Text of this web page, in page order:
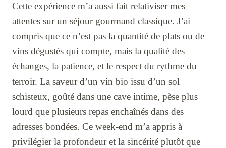
Cette expérience m’a aussi fait relativiser mes
attentes sur un séjour gourmand classique. J’ai
compris que ce n’est pas la quantité de plats ou de
vins dégustés qui compte, mais la qualité des
échanges, la patience, et le respect du rythme du
terroir. La saveur d’un vin bio issu d’un sol
schisteux, goûté dans une cave intime, pèse plus
lourd que plusieurs repas enchaînés dans des
adresses bondées. Ce week-end m’a appris à
privilégier la profondeur et la sincérité plutôt que